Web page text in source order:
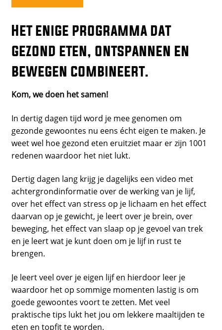
Het enige programma dat
gezond eten, ontspannen en
bewegen combineert.
Kom, we doen het samen!
In dertig dagen tijd word je mee genomen om
gezonde gewoontes nu eens écht eigen te maken. Je
weet wel hoe gezond eten eruitziet maar er zijn 1001
redenen waardoor het niet lukt.
Dertig dagen lang krijg je dagelijks een video met
achtergrondinformatie over de werking van je lijf,
over het effect van stress op je lichaam en het effect
daarvan op je gewicht, je leert over je brein, over
beweging, het effect van slaap op je gevoel van trek
en je leert wat je kunt doen om je lijf in rust te
brengen.
Je leert veel over je eigen lijf en hierdoor leer je
waardoor het op sommige momenten lastig is om
goede gewoontes voort te zetten. Met veel
praktische tips lukt het jou om lekkere maaltijden te
eten en topfit te worden.